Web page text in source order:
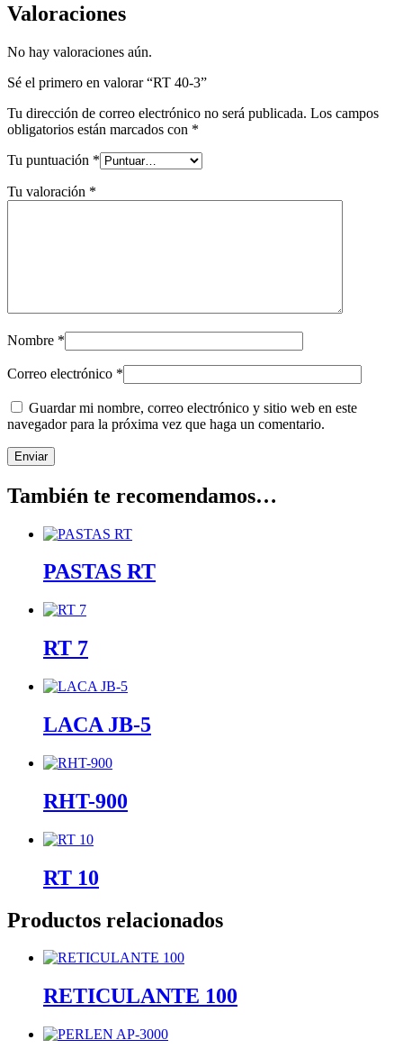
Valoraciones
No hay valoraciones aún.
Sé el primero en valorar “RT 40-3”
Tu dirección de correo electrónico no será publicada. Los campos
obligatorios están marcados con *
Tu puntuación *
Tu valoración *
Nombre *
Correo electrónico *
Guardar mi nombre, correo electrónico y sitio web en este
navegador para la próxima vez que haga un comentario.
También te recomendamos…
PASTAS RT
RT 7
LACA JB-5
RHT-900
RT 10
Productos relacionados
RETICULANTE 100